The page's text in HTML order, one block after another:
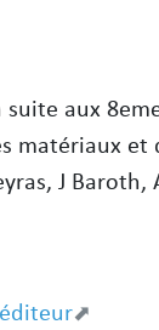
suite aux
matériaux et
J